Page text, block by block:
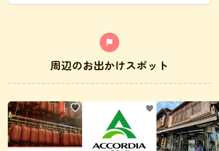
周辺のお出かけスポット